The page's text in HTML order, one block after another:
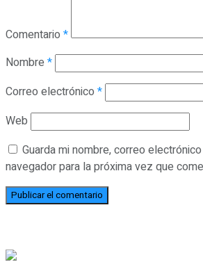
Comentario *
Nombre *
Correo electrónico *
Web
Guarda mi nombre, correo
navegador para la próxima vez que